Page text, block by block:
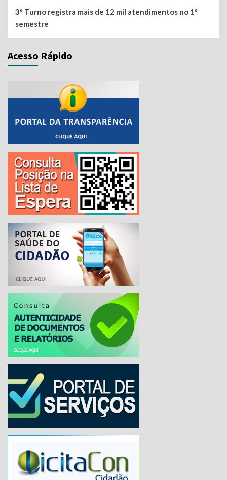
3º Turno registra mais de 12 mil atendimentos no 1º
semestre
Acesso Rápido